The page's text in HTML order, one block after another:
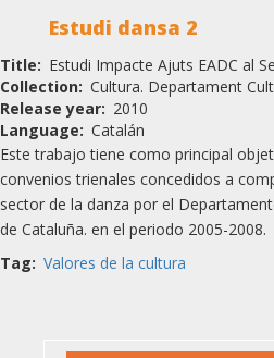
Estudi dansa 2
Title
Estudi Impacte Ajuts EADC al
Collection Cultura. Departament
Release year
2010
Language
Catalán
Este trabajo tiene como principal
convenios trienales concedidos a
sector de la danza por el
de Cataluña. en el periodo 2005-2008.
Tag
Valores de la cultura